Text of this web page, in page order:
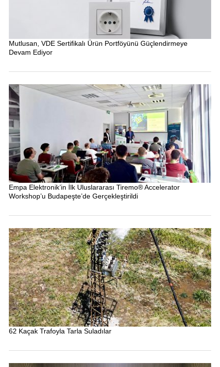
Mutlusan, VDE Sertifikalı Ürün Portföyünü Güçlendirmeye
Devam Ediyor
Empa Elektronik’in İlk Uluslararası Tiremo® Accelerator
Workshop’u Budapeşte’de Gerçekleştirildi
62 Kaçak Trafoyla Tarla Suladılar